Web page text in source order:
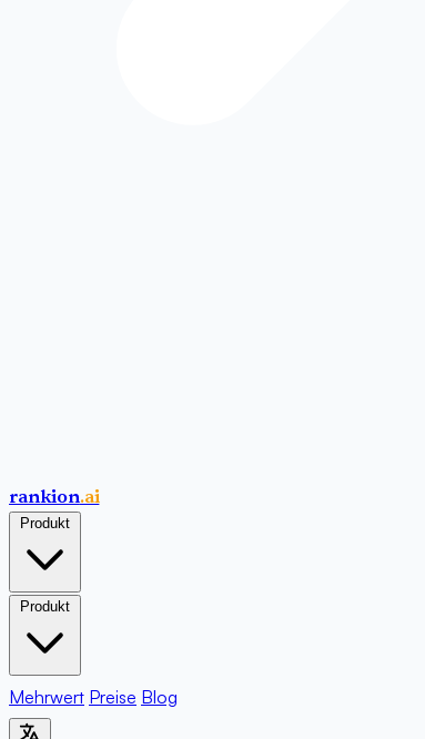
rankion.ai
Produkt
Produkt
Mehrwert Preise Blog